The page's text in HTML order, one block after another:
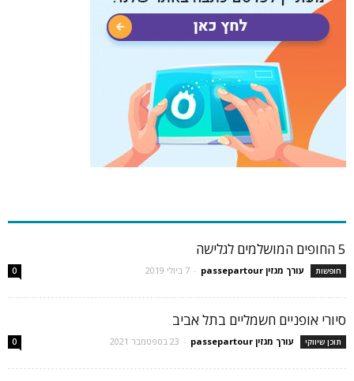
5 החופים המושלמים לגלישה
חופשות עורך מגזין passepartour - 7 ביולי 2019 0
סיורי אופניים חשמליים בתל אביב
תוכן שיווקי עורך מגזין passepartour - 23 בספטמבר 2021 0